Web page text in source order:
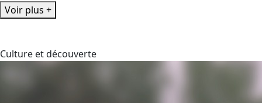
Voir plus +
Culture et découverte